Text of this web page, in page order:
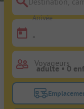
Destination,
Arrivée
-
Voyageurs